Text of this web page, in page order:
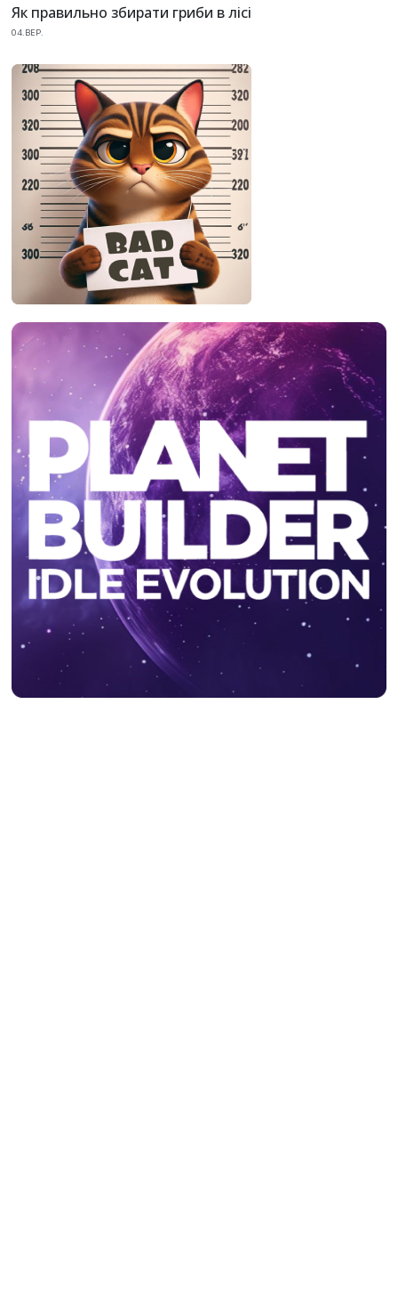
Як правильно збирати гриби в лісі
04.ВЕР.